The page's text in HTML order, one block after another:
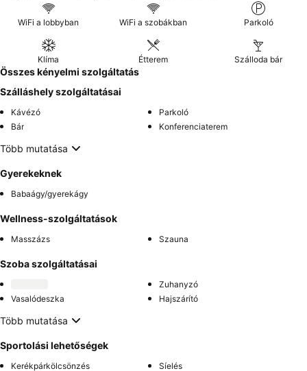
WiFi a lobbyban WiFi a szobákban Parkoló
Klíma Étterem Szálloda bár
Összes kényelmi szolgáltatás
Szálláshely szolgáltatásai
Kávézó
Parkoló
Bár
Konferenciaterem
Több mutatása
Gyerekeknek
Babaágy/gyerekágy
Wellness-szolgáltatások
Masszázs Szauna
Szoba szolgáltatásai
Zuhanyzó
Vasalódeszka
Hajszárító
Több mutatása
Sportolási lehetőségek
Kerékpárkölcsönzés
Síelés